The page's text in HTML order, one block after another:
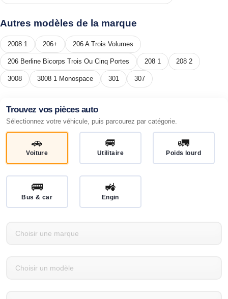
Autres modèles de la marque
2008 1 206+ 206 A Trois Volumes
206 Berline Bicorps Trois Ou Cinq Portes 208 1 208 2
3008 3008 1 Monospace 301 307
Trouvez vos pièces auto
Sélectionnez votre véhicule, puis parcourez par catégorie.
🚗
Voiture
🚐
Utilitaire
🚛
Poids lourd
🚌
Bus & car
🚜
Engin